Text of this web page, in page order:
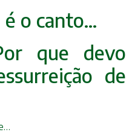
é o canto…
que devo
de